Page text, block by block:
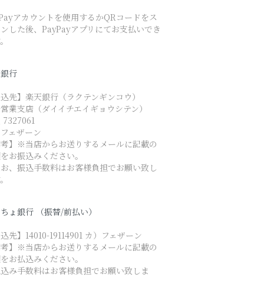
アカウントを使用するかQRコードをス
した後、PayPayアプリにてお支払いでき
行
込先】楽天銀行（ラクテンギンコウ）
業支店（ダイイチエイギョウシテン）
7327061
ェザーン
考】※当店からお送りするメールに記載の
お振込みください。
、振込手数料はお客様負担でお願い致し
ょ銀行 （振替/前払い）
込先】14010-19114901 カ）フェザーン
考】※当店からお送りするメールに記載の
お払込みください。
み手数料はお客様負担でお願い致しま